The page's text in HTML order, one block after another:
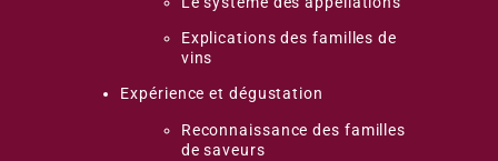
Explications des familles de
vins
Expérience et dégustation
Reconnaissance des familles
de saveurs